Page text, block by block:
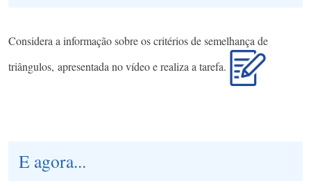
Considera a informação sobre os critérios de semelhança de
triângulos, apresentada no vídeo e realiza a tarefa.​
E agora...